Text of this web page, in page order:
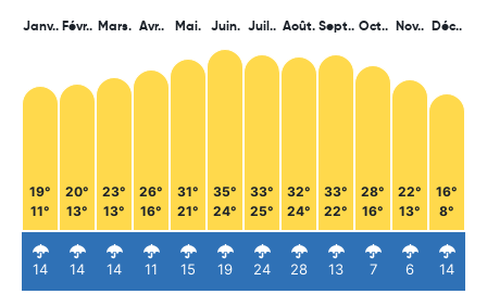
Janv..
19°
11°
14
Févr..
20°
13°
14
Mars.
23°
13°
14
Avr..
26°
16°
11
Mai.
31°
21°
15
Juin.
35°
24°
19
Juil..
33°
25°
24
Août.
32°
24°
28
Sept..
33°
22°
13
Oct..
28°
16°
7
Nov..
22°
13°
6
Déc..
16°
8°
14